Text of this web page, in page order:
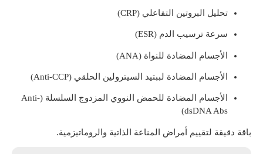
تحليل البروتين التفاعلي (CRP)
سرعة ترسيب الدم (ESR)
الأجسام المضادة للنواة (ANA)
الأجسام المضادة لببتيد السيترولين الحلقي (Anti-CCP)
الأجسام المضادة للحمض النووي المزدوج السلسلة (Anti-
dsDNA Abs)
باقة دقيقة لتقييم أمراض المناعة الذاتية والروماتيزمية.